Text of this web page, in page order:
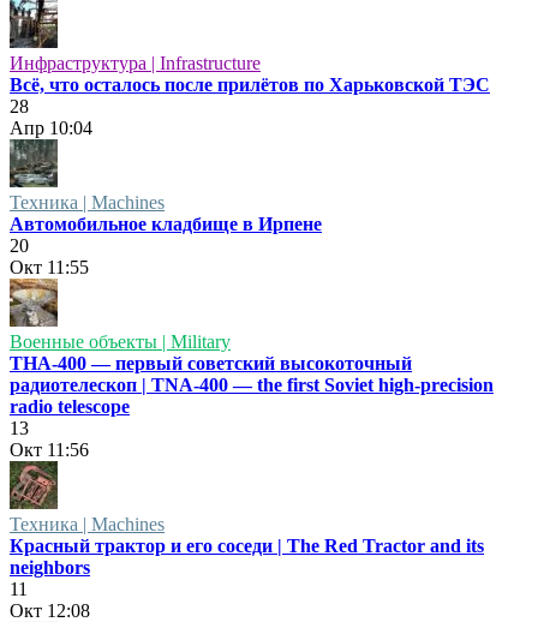
Инфраструктура | Infrastructure
Всё, что осталось после прилётов по Харьковской ТЭС
28
Апр 10:04
Техника | Machines
Автомобильное кладбище в Ирпене
20
Окт 11:55
Военные объекты | Military
ТНА-400 — первый советский высокоточный
радиотелескоп | TNA-400 — the first Soviet high-precision
radio telescope
13
Окт 11:56
Техника | Machines
Красный трактор и его соседи | The Red Tractor and its
neighbors
11
Окт 12:08